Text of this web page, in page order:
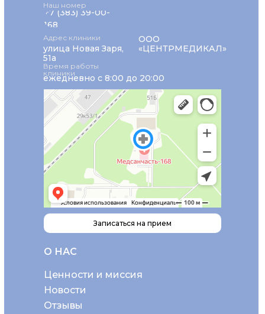
О НАС
Ценности и миссия
Новости
+7 (383) 39-00-
168
Отзывы
Наш номер
ежедневно с 8:00 до 20:00
Время работы
клиники
Адрес клиники
улица Новая Заря,
51а
ООО
«ЦЕНТРМЕДИКАЛ»
Записаться на прием